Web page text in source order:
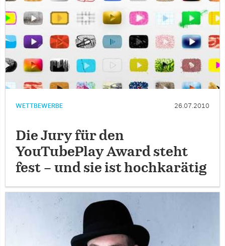
WETTBEWERBE 26.07.2010
Die Jury für den
YouTubePlay Award steht
fest – und sie ist hochkarätig